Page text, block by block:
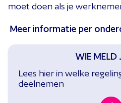
moet doen als je
Meer informatie per
WIE MELD
Lees hier in welke
deelnemen